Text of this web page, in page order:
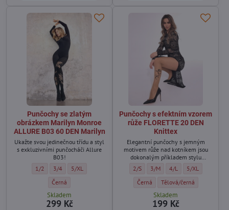
Punčochy se zlatým
obrázkem Marilyn Monroe
ALLURE B03 60 DEN Marilyn
Ukažte svou jedinečnou třídu a styl
s exkluzivními punčocháči Allure
B03!
Punčochy se zlatým obrázkem Marilyn Monroe ALLURE B03 60 DEN
1/2 Punčochy se zlatým obrázkem Marilyn Monroe ALLURE B03 60
3/4 Punčochy se zlatým obrázkem Marilyn Monroe ALLURE B03
5/XL
Punčochy se zlatým obrázkem Marilyn Monroe ALLURE B03 60
Černá
Skladem
299 Kč
Punčochy s efektním vzorem
růže FLORETTE 20 DEN
Knittex
Elegantní punčochy s jemným
motivem růže nad kotníkem jsou
dokonalým příkladem stylu
akcent dodává ženský šarm ai ten
nejjednodušší vzhled nabývá
romantického výrazu.
Punčochy s efektním vzorem růže
2/S Punčochy s efektním vzorem
3/M Punčochy s efektním
4/L Punčochy s
5/XL
Punčochy s efektním vzorem růže
Černá Punčochy s efektním
Tělová/černá
Skladem
199 Kč